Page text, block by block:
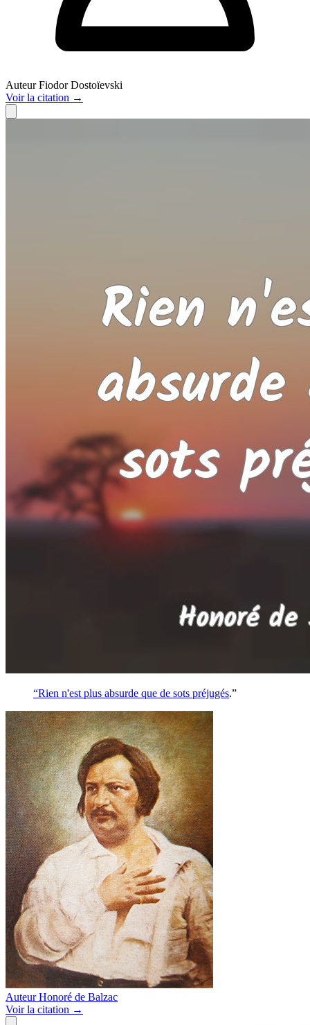
Auteur Fiodor Dostoïevski
Voirla citation →
“Rien n'est plus absurde que de sots préjugés.”
Auteur Honoré de Balzac
Voirla citation →